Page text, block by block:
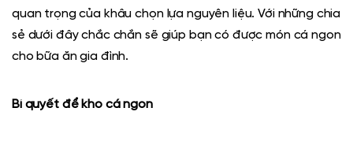
quan trọng của khâu chọn lựa nguyên liệu. Với những chia
sẻ dưới đây chắc chắn sẽ giúp bạn có được món cá ngon
cho bữa ăn gia đình.
Bí quyết để kho cá ngon